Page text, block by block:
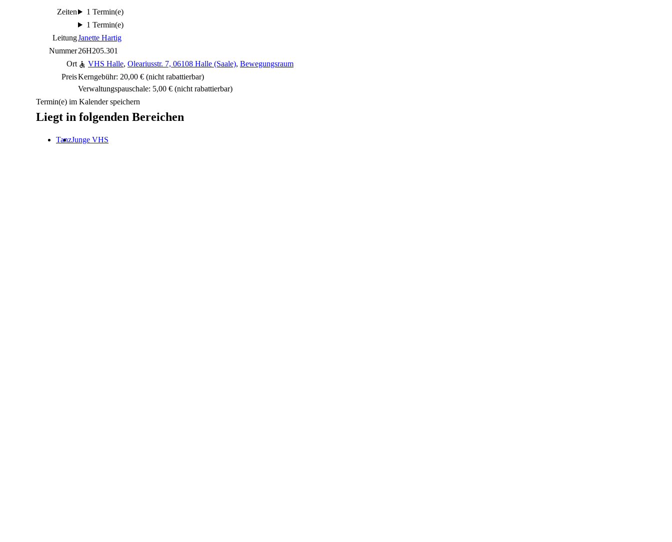
Zeiten
1 Termin(e)
1 Termin(e)
LeitungJanette Hartig
Nummer26H205.301
Ort
VHS Halle, Oleariusstr. 7, 06108 Halle (Saale), Bewegungsraum
PreisKerngebühr: 20,00 € (nicht rabattierbar)
Verwaltungspauschale: 5,00 € (nicht rabattierbar)
Termin(e) im Kalender speichern
Liegt in folgenden Bereichen
TanzJunge VHS